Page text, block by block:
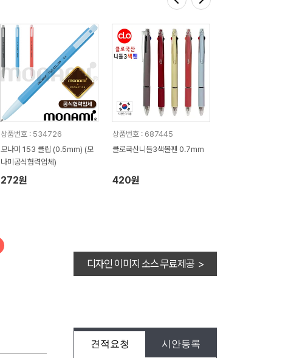
상품번호 : 534726
모나미 153 클립 (0.5mm) (모
나미공식협력업체)
272원
상품번호 : 687445
클로국산니들3색볼펜 0.7mm
420원
디자인 이미지 소스 무료제공 >
견적요청 시안등록